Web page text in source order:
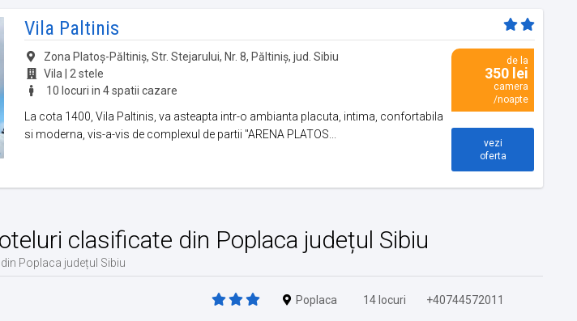
Vila Paltinis
Zona Platoș-Păltiniș, Str. Stejarului, Nr. 8, Păltiniș, jud. Sibiu
Vila | 2 stele
10 locuri in 4 spatii cazare
La cota 1400, Vila Paltinis, va asteapta intr-o ambianta placuta, intima, confortabila
si moderna, vis-a-vis de complexul de partii "ARENA PLATOS...
de la
350 lei
camera
/noapte
vezi
oferta
clasificate din Poplaca județul Sibiu
Poplaca județul Sibiu
Poplaca 14 locuri +40744572011